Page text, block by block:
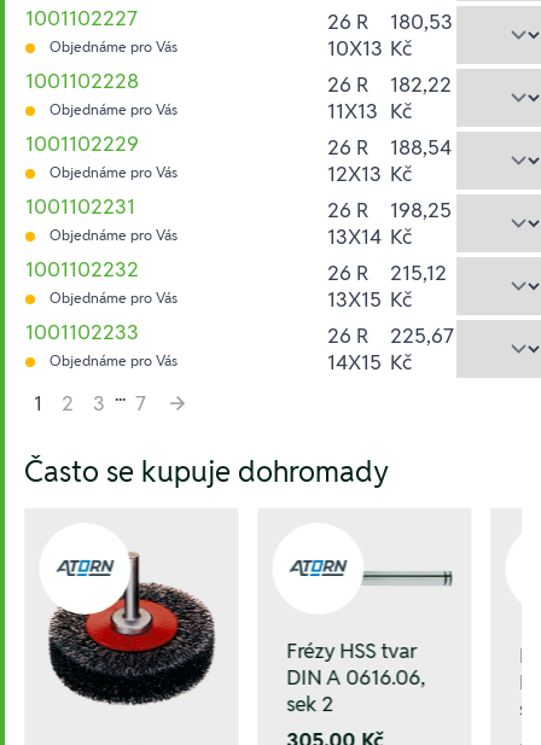
1001102227
Objednáme pro Vás
26 R
10X13
180,53
Kč
1001102228
Objednáme pro Vás
26 R
11X13
182,22
Kč
1001102229
Objednáme pro Vás
26 R
12X13
188,54
Kč
1001102231
Objednáme pro Vás
26 R
13X14
198,25
Kč
1001102232
Objednáme pro Vás
26 R
13X15
215,12
Kč
1001102233
Objednáme pro Vás
26 R
14X15
225,67
Kč
1
2 3 ... 7
Často se kupuje dohromady
Frézy HSS tvar
DIN A 0616.06,
sek 2